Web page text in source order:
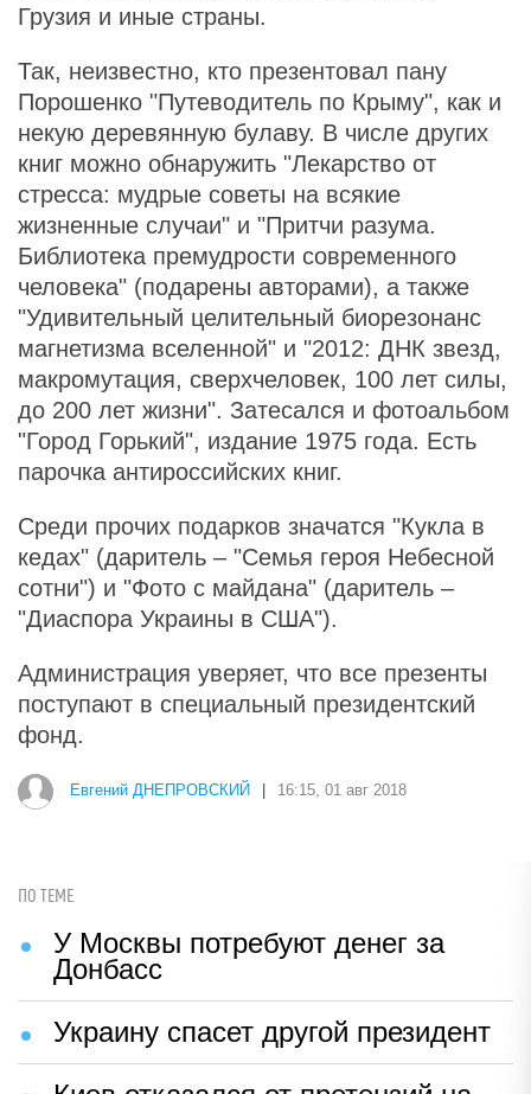
Грузия и иные страны.
Так, неизвестно, кто презентовал пану
Порошенко "Путеводитель по Крыму", как и
некую деревянную булаву. В числе других
книг можно обнаружить "Лекарство от
стресса: мудрые советы на всякие
жизненные случаи" и "Притчи разума.
Библиотека премудрости современного
человека" (подарены авторами), а также
"Удивительный целительный биорезонанс
магнетизма вселенной" и "2012: ДНК звезд,
макромутация, сверхчеловек, 100 лет силы,
до 200 лет жизни". Затесался и фотоальбом
"Город Горький", издание 1975 года. Есть
парочка антироссийских книг.
Среди прочих подарков значатся "Кукла в
кедах" (даритель – "Семья героя Небесной
сотни") и "Фото с майдана" (даритель –
"Диаспора Украины в США").
Администрация уверяет, что все презенты
поступают в специальный президентский
фонд.
Евгений ДНЕПРОВСКИЙ 16:15, 01 авг 2018
ПО ТЕМЕ
У Москвы потребуют денег за
Донбасс
Украину спасет другой президент